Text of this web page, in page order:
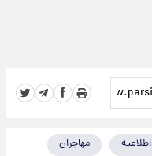
اطلاعیه مهاجران